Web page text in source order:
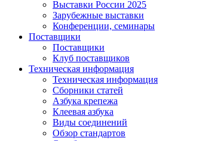
Выставки России 2025
Зарубежные выставки
Конференции, семинары
Поставщики
Поставщики
Клуб поставщиков
Техническая информация
Техническая информация
Сборники статей
Азбука крепежа
Клеевая азбука
Виды соединений
Обзор стандартов